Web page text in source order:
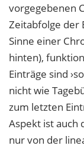
vorgegebenen
Zeitabfolge der
Sinne einer
hinten),
Einträge sind
nicht wie
zum letzten
Aspekt ist auch
nur von der